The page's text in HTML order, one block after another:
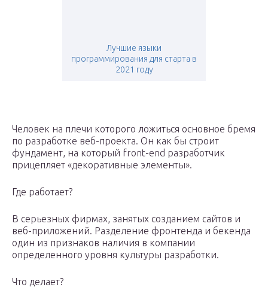
Лучшие языки
программирования для старта в
2021 году
Человек на плечи которого ложиться основное бремя
по разработке веб-проекта. Он как бы строит
фундамент, на который front-end разработчик
прицепляет «декоративные элементы».
Где работает?
В серьезных фирмах, занятых созданием сайтов и
веб-приложений. Разделение фронтенда и бекенда
один из признаков наличия в компании
определенного уровня культуры разработки.
Что делает?